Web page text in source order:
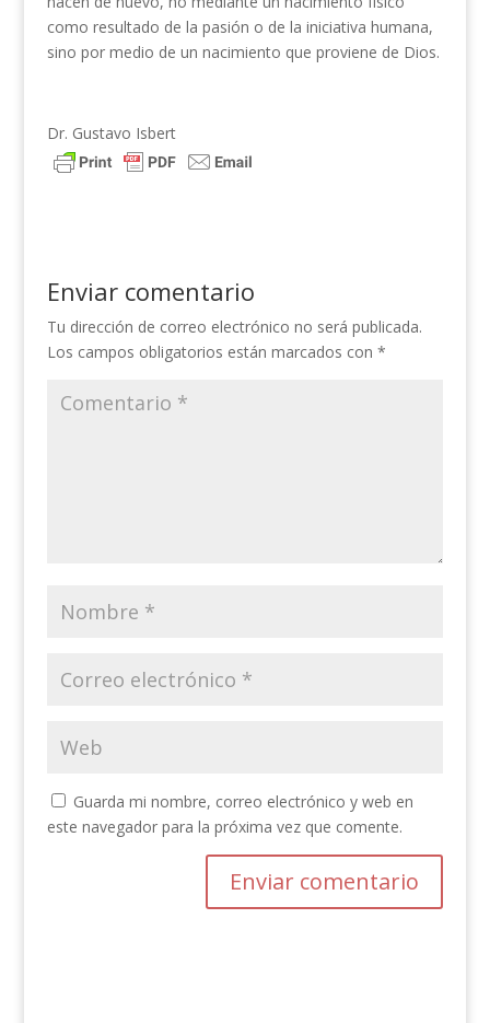
como resultado de la pasión o de la iniciativa humana,
sino por medio de un nacimiento que proviene de Dios.
Dr. Gustavo Isbert
Enviar comentario
Tu dirección de correo electrónico no será publicada.
Los campos obligatorios están marcados con *
Guarda mi nombre, correo electrónico y web en
este navegador para la próxima vez que comente.